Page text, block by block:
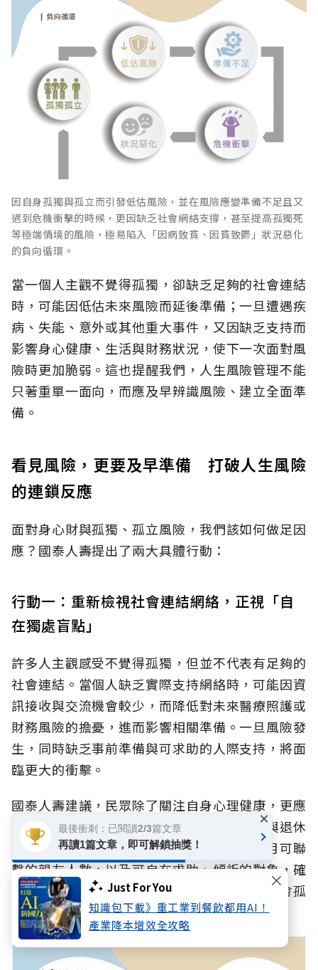
Just For You
知識包下載》重工業到餐飲都用AI！
產業降本增效全攻略
因自身孤獨與孤立而引發低估風險，並在風險應變準備不足且又
遇到危機衝擊的時候，更因缺乏社會網絡支撐，甚至提高孤獨死
等極端情境的風險，極易陷入「因病致貧、因貧致鬱」狀況惡化
的負向循環。
當一個人主觀不覺得孤獨，卻缺乏足夠的社會連結
時，可能因低估未來風險而延後準備；一旦遭遇疾
病、失能、意外或其他重大事件，又因缺乏支持而
影響身心健康、生活與財務狀況，使下一次面對風
險時更加脆弱。這也提醒我們，人生風險管理不能
只著重單一面向，而應及早辨識風險、建立全面準
備。
看見風險，更要及早準備 打破人生風險
的連鎖反應
面對身心財與孤獨、孤立風險，我們該如何做足因
應？國泰人壽提出了兩大具體行動：
行動一：重新檢視社會連結網絡，正視「自
在獨處盲點」
許多人主觀感受不覺得孤獨，但並不代表有足夠的
社會連結。當個人缺乏實際支持網絡時，可能因資
訊接收與交流機會較少，而降低對未來醫療照護或
財務風險的擔憂，進而影響相關準備。一旦風險發
生，同時缺乏事前準備與可求助的人際支持，將面
臨更大的衝擊。
國泰人壽建議，民眾除了關注自身心理健康，更應
將「檢視社會網絡」視為與健康檢查、財務與退休
規劃同等重要的準備任務。透過定期檢視每月可聯
繫的親友人數，以及可自在求助、傾訴的對象，確
保風險準備時能獲取足夠資訊、風險來臨時不會孤
立無援。
最後衝刺：已閱讀2/3篇文章
再讀1篇文章，即可解鎖抽獎！
×